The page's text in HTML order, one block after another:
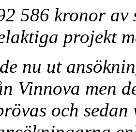
586 kronor av
projekt
nu ut
Vinnova men
och